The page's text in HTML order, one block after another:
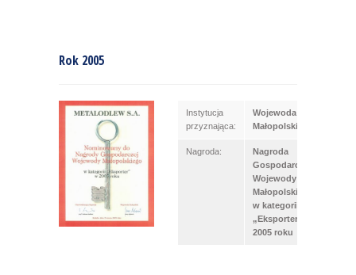
Rok 2005
Instytucja
przyznająca:
Wojewoda
Małopolski
Nagroda:
Nagroda
Gospodarcza
Wojewody
Małopolskiego
w kategorii
„Eksporter” w
2005 roku